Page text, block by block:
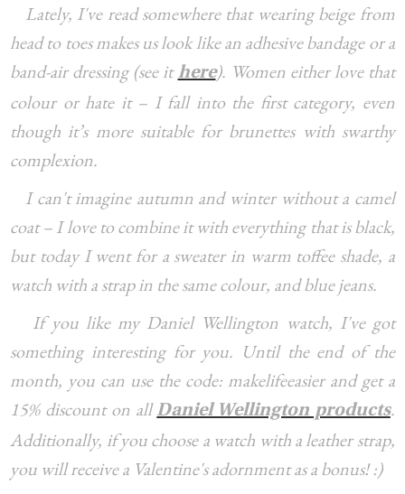
Lately, I've read somewhere that wearing beige from
head to toes makes us look like an adhesive bandage or a
band-air dressing (see it here). Women either love that
colour or hate it – I fall into the first category, even
though it’s more suitable for brunettes with swarthy
complexion.
I can't imagine autumn and winter without a camel
coat – I love to combine it with everything that is black,
but today I went for a sweater in warm toffee shade, a
watch with a strap in the same colour, and blue jeans.
If you like my Daniel Wellington watch, I've got
something interesting for you. Until the end of the
month, you can use the code: makelifeeasier and get a
15% discount on all Daniel Wellington products.
Additionally, if you choose a watch with a leather strap,
you will receive a Valentine's adornment as a bonus! :)